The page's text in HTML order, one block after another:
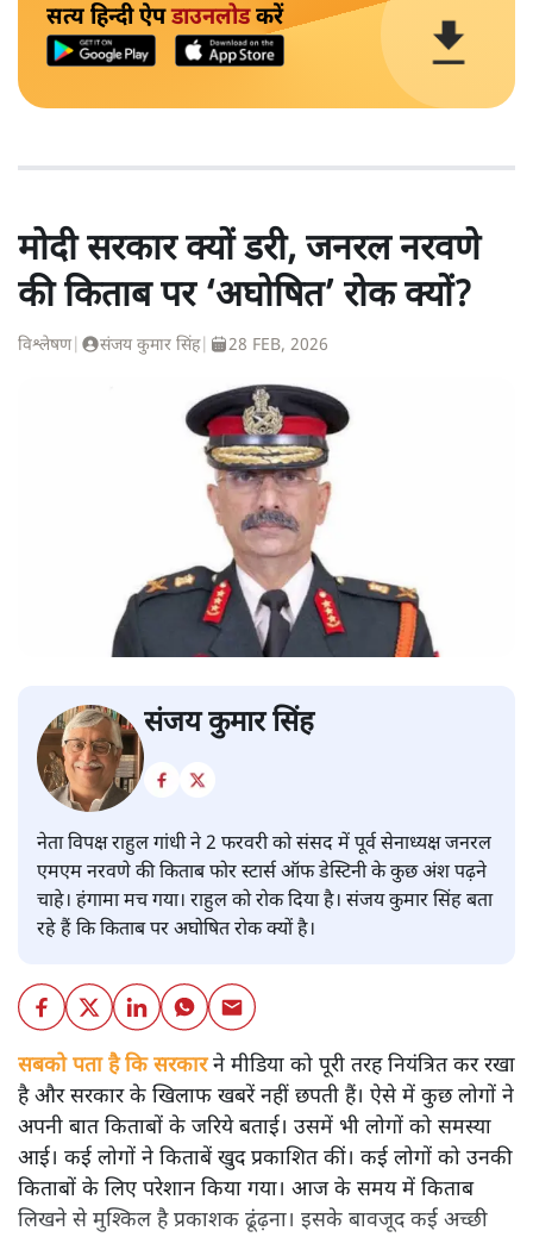
सत्य हिन्दी ऐपडाउनलोडकरें
मोदी सरकार क्यों डरी, जनरल नरवणे
की किताब पर ‘अघोषित’ रोक क्यों?
विश्लेषण| संजय कुमार सिंह| 28 FEB, 2026
संजय कुमार सिंह
नेता विपक्ष राहुल गांधी ने 2 फरवरी को संसद में पूर्व सेनाध्यक्ष जनरल
एमएम नरवणे की किताब फोर स्टार्स ऑफ डेस्टिनी के कुछ अंश पढ़ने
चाहे। हंगामा मच गया। राहुल को रोक दिया है। संजय कुमार सिंह बता
रहे हैं कि किताब पर अघोषित रोक क्यों है।
सबको पता है कि सरकारने मीडिया को पूरी तरह नियंत्रित कर रखा
है और सरकार के खिलाफ खबरें नहीं छपती हैं। ऐसे में कुछ लोगों ने
अपनी बात किताबों के जरिये बताई। उसमें भी लोगों को समस्या
आई। कई लोगों ने किताबें खुद प्रकाशित कीं। कई लोगों को उनकी
किताबों के लिए परेशान किया गया। आज के समय में किताब
लिखने से मुश्किल है प्रकाशक ढूंढ़ना। इसके बावजूद कई अच्छी